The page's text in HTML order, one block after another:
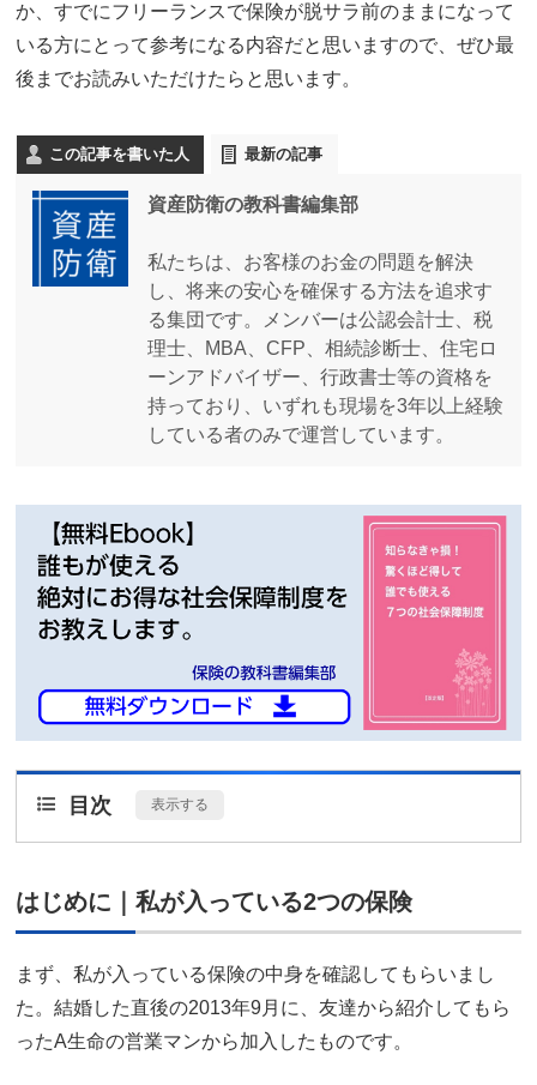
か、すでにフリーランスで保険が脱サラ前のままになって
いる方にとって参考になる内容だと思いますので、ぜひ最
後までお読みいただけたらと思います。
この記事を書いた人 最新の記事
資産防衛の教科書編集部
私たちは、お客様のお金の問題を解決
し、将来の安心を確保する方法を追求す
る集団です。メンバーは公認会計士、税
理士、MBA、CFP、相続診断士、住宅ロ
ーンアドバイザー、行政書士等の資格を
持っており、いずれも現場を3年以上経験
している者のみで運営しています。
目次 表示する
はじめに｜私が入っている2つの保険
まず、私が入っている保険の中身を確認してもらいまし
た。結婚した直後の2013年9月に、友達から紹介してもら
ったA生命の営業マンから加入したものです。